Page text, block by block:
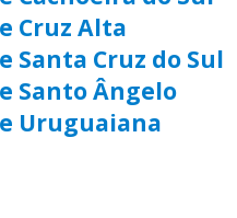
Cruz Alta
Santa Cruz do Sul
Santo Ângelo
Uruguaiana